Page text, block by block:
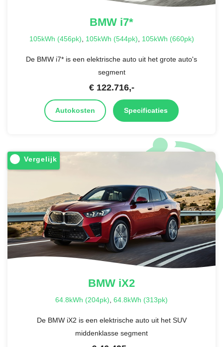
BMW i7*
105kWh (456pk), 105kWh (544pk), 105kWh (660pk)
De BMW i7* is een elektrische auto uit het grote auto's
segment
€ 122.716,-
Autokosten Specificaties
Vergelijk
BMW iX2
64.8kWh (204pk), 64.8kWh (313pk)
De BMW iX2 is een elektrische auto uit het SUV
middenklasse segment